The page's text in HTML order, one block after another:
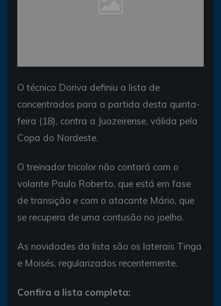
O técnico Doriva definiu a lista de
concentrados para a partida desta quinta-
feira (18), contra a Juazeirense, válida pela
Copa do Nordeste.
O treinador tricolor não contará com o
volante Paulo Roberto, que está em fase
de transição e com o atacante Mário, que
se recupera de uma contusão no joelho.
As novidades da lista são os laterais Tinga
e Moisés, regularizados recentemente.
Confira a lista completa: